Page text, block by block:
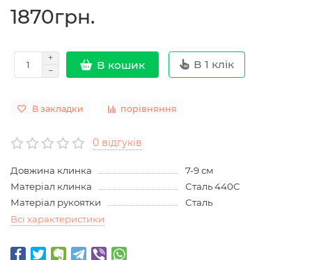
1870грн.
В кошик В 1 клік
В закладки порівняння
0 відгуків
Довжина клинка
7-9 см
Матеріал клинка
Сталь 440C
Матеріал рукоятки
Сталь
Всі характеристики